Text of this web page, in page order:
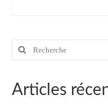
Vie municipale
Le Conseil
Aujon
Rechercher
Articles